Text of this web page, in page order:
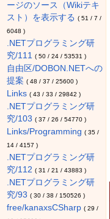
ージのソース（Wikiテキ
スト）を表示する ( 51 / 7 /
6048 )
.NETプログラミング研
究/111
( 50/ 24/ 53531 )
自由区/DOBON.NETへの
提案 ( 48 / 37 / 25600)
Links ( 43 / 33 / 29842 )
.NETプログラミング研
究/103 ( 37 / 26 / 54770)
Links/Programming ( 35/
14/ 4157 )
.NETプログラミング研
究/112 ( 31 / 21 / 43883 )
.NETプログラミング研
究/93 ( 30/ 38 / 150526 )
free/kanaxsCSharp ( 29 /